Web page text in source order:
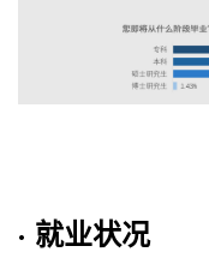
· 就业状况